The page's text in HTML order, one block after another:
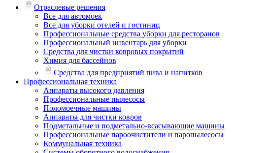
Отраслевые решения
Все для автомоек
Все для уборки отелей и гостиниц
Профессиональные средства уборки для ресторанов
Профессиональный инвентарь для уборки
Средства для чистки ковровых покрытий
Химия для бассейнов
Cредства для предприятий пива и напитков
Профессиональная техника
Аппараты высокого давления
Профессиональные пылесосы
Поломоечные машины
Аппараты для чистки ковров
Подметальные и подметально-всасывающие машины
Профессиональные пароочистители и паропылесосы
Коммунальная техника